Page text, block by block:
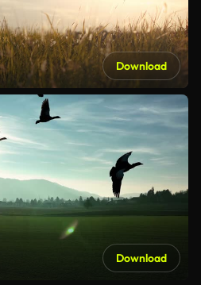
Download
Download